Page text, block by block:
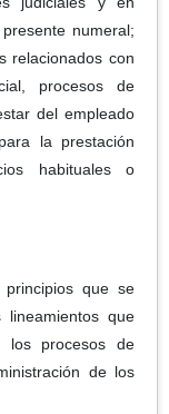
numeral;
relacionados con
procesos de
del empleado
la prestación
habituales o
principios que se
que
los procesos de
de los